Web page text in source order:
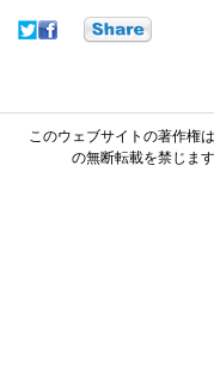
このウェブサイトの著作権
の無断転載を禁じま